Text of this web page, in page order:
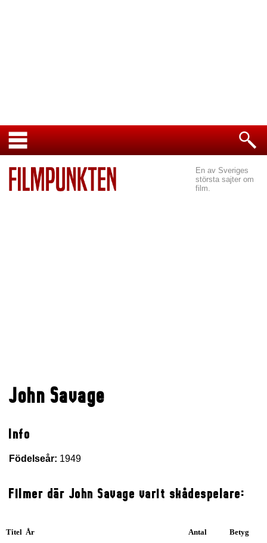
En av Sveriges
största sajter om
film.
John Savage
Info
Födelseår: 1949
Filmer där John Savage varit skådespelare:
Titel År Antal Betyg